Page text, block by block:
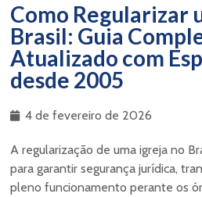
Como Regularizar
Brasil: Guia
Atualizado com
desde 2005
4 de fevereiro de 2026
A regularização de uma igreja no
para garantir segurança jurídica,
pleno funcionamento perante os